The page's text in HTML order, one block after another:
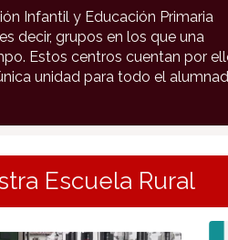
Infantil y Educación Primaria
decir, grupos en los que una
Estos centros cuentan por
unidad para todo el
Escuela Rural